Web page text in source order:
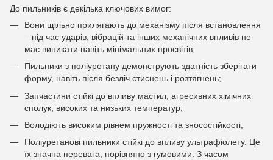
До пильників є декілька ключових вимог:
Вони щільно прилягають до механізму після встановлення
– під час ударів, вібрацій та інших механічних впливів не
має виникати навіть мінімальних просвітів;
Пильники з поліуретану демонструють здатність зберігати
форму, навіть після безліч стиснень і розтягнень;
Запчастини стійкі до впливу мастил, агресивних хімічних
сполук, високих та низьких температур;
Володіють високим рівнем пружності та зносостійкості;
Поліуретанові пильники стійкі до впливу ультрафіолету. Це
їх значна перевага, порівняно з гумовими. З часом